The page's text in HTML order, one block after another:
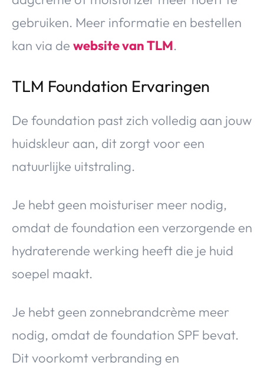
gebruiken. Meer informatie en bestellen
kan via de website van TLM.
TLM Foundation Ervaringen
De foundation past zich volledig aan jouw
huidskleur aan, dit zorgt voor een
natuurlijke uitstraling.
Je hebt geen moisturiser meer nodig,
omdat de foundation een verzorgende en
hydraterende werking heeft die je huid
soepel maakt.
Je hebt geen zonnebrandcrème meer
nodig, omdat de foundation SPF bevat.
Dit voorkomt verbranding en